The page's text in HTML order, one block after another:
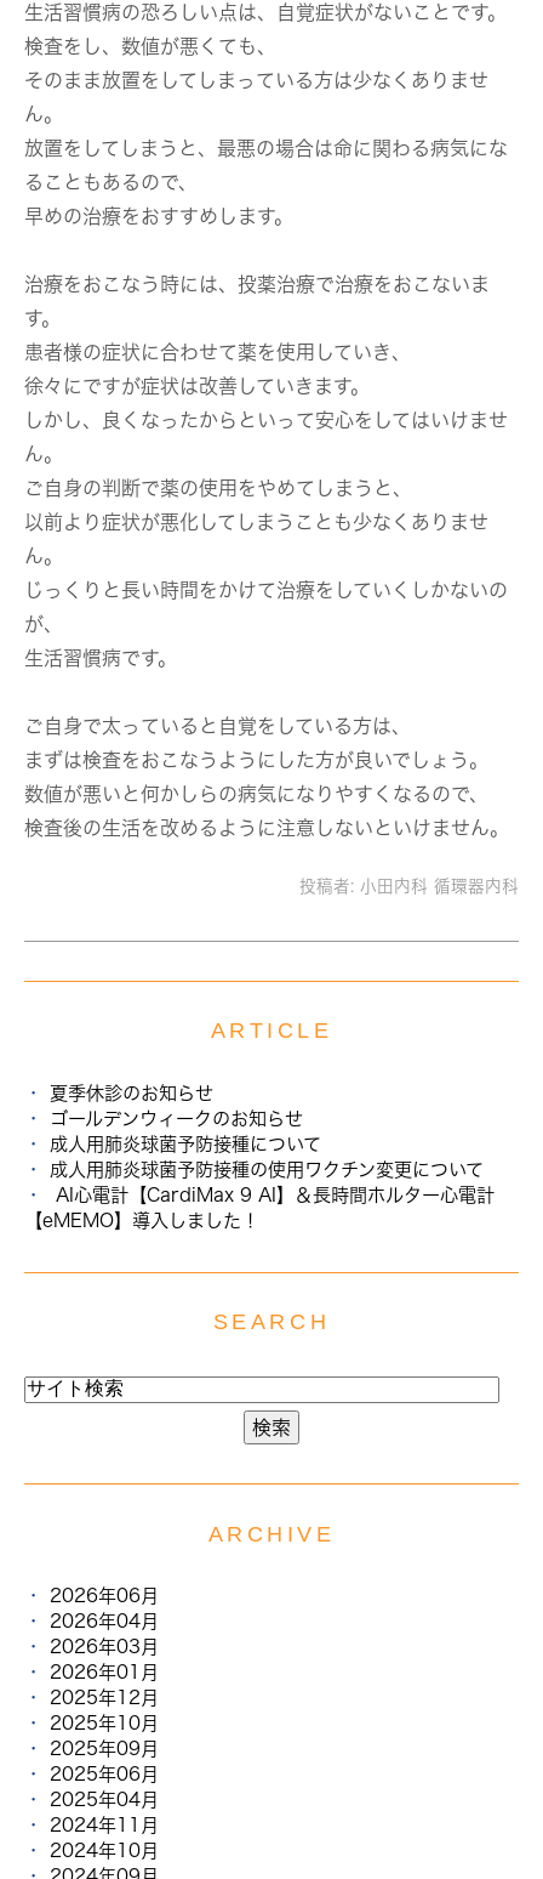
生活習慣病の恐ろしい点は、自覚症状がないことです。
検査をし、数値が悪くても、
そのまま放置をしてしまっている方は少なくありませ
ん。
放置をしてしまうと、最悪の場合は命に関わる病気にな
ることもあるので、
早めの治療をおすすめします。
治療をおこなう時には、投薬治療で治療をおこないま
す。
患者様の症状に合わせて薬を使用していき、
徐々にですが症状は改善していきます。
しかし、良くなったからといって安心をしてはいけませ
ん。
ご自身の判断で薬の使用をやめてしまうと、
以前より症状が悪化してしまうことも少なくありませ
ん。
じっくりと長い時間をかけて治療をしていくしかないの
が、
生活習慣病です。
ご自身で太っていると自覚をしている方は、
まずは検査をおこなうようにした方が良いでしょう。
数値が悪いと何かしらの病気になりやすくなるので、
検査後の生活を改めるように注意しないといけません。
投稿者: 小田内科 循環器内科
ARTICLE
夏季休診のお知らせ
ゴールデンウィークのお知らせ
成人用肺炎球菌予防接種について
成人用肺炎球菌予防接種の使用ワクチン変更について
AI心電計【CardiMax 9 AI】＆長時間ホルター心電計
【eMEMO】導入しました！
SEARCH
ARCHIVE
2026年06月
2026年04月
2026年03月
2026年01月
2025年12月
2025年10月
2025年09月
2025年06月
2025年04月
2024年11月
2024年10月